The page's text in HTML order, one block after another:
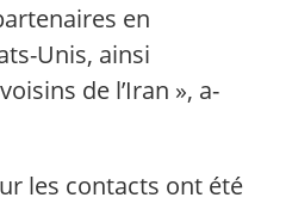
en
Unis, ainsi
de l’Iran », a-
les contacts ont été